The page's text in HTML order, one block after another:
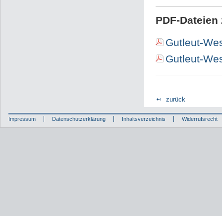
PDF-
Gutleut-
Gutleut-
zurück
Impressum Datenschutzerklärung Inhaltsverzeichnis Widerrufsrecht